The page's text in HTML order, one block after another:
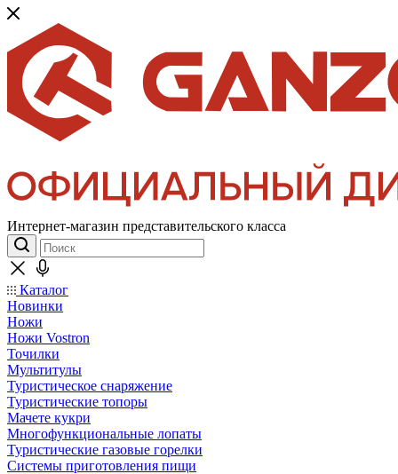
Интернет-магазин представительского класса
Каталог
Новинки
Ножи
Ножи Vostron
Точилки
Мультитулы
Туристическое снаряжение
Туристические топоры
Мачете кукри
Многофункциональные лопаты
Туристические газовые горелки
Системы приготовления пищи